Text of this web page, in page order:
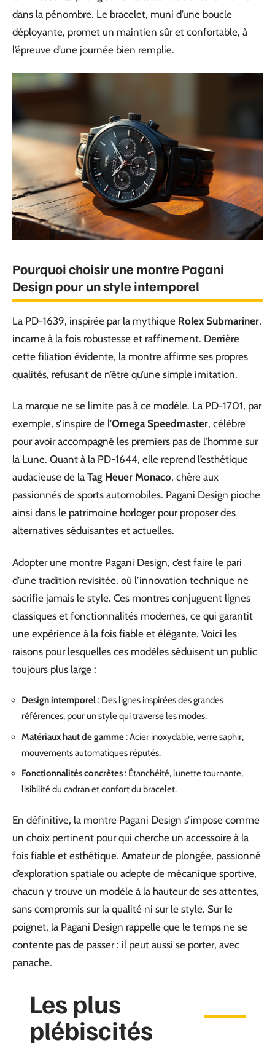
dans la pénombre. Le bracelet, muni d’une boucle
déployante, promet un maintien sûr et confortable, à
l’épreuve d’une journée bien remplie.
Pourquoi choisir une montre Pagani
Design pour un style intemporel
La PD-1639, inspirée par la mythique Rolex Submariner,
incarne à la fois robustesse et raffinement. Derrière
cette filiation évidente, la montre affirme ses propres
qualités, refusant de n’être qu’une simple imitation.
La marque ne se limite pas à ce modèle. La PD-1701, par
exemple, s’inspire de l’Omega Speedmaster, célèbre
pour avoir accompagné les premiers pas de l’homme sur
la Lune. Quant à la PD-1644, elle reprend l’esthétique
audacieuse de la Tag Heuer Monaco, chère aux
passionnés de sports automobiles. Pagani Design pioche
ainsi dans le patrimoine horloger pour proposer des
alternatives séduisantes et actuelles.
Adopter une montre Pagani Design, c’est faire le pari
d’une tradition revisitée, où l’innovation technique ne
sacrifie jamais le style. Ces montres conjuguent lignes
classiques et fonctionnalités modernes, ce qui garantit
une expérience à la fois fiable et élégante. Voici les
raisons pour lesquelles ces modèles séduisent un public
toujours plus large :
Design intemporel: Des lignes inspirées des grandes
références, pour un style qui traverse les modes.
Matériaux haut de gamme: Acier inoxydable, verre saphir,
mouvements automatiques réputés.
Fonctionnalités concrètes: Étanchéité, lunette tournante,
lisibilité du cadran et confort du bracelet.
En définitive, la montre Pagani Design s’impose comme
un choix pertinent pour qui cherche un accessoire à la
fois fiable et esthétique. Amateur de plongée, passionné
d’exploration spatiale ou adepte de mécanique sportive,
chacun y trouve un modèle à la hauteur de ses attentes,
sans compromis sur la qualité ni sur le style. Sur le
poignet, la Pagani Design rappelle que le temps ne se
contente pas de passer : il peut aussi se porter, avec
panache.
Les plus
plébiscités